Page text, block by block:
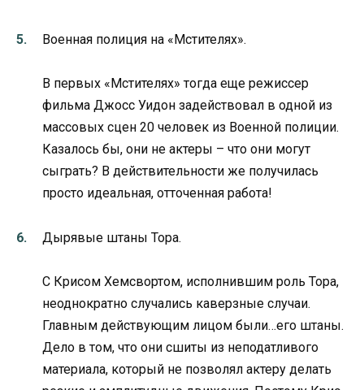
Военная полиция на «Мстителях».
В первых «Мстителях» тогда еще режиссер
фильма Джосс Уидон задействовал в одной из
массовых сцен 20 человек из Военной полиции.
Казалось бы, они не актеры – что они могут
сыграть? В действительности же получилась
просто идеальная, отточенная работа!
Дырявые штаны Тора.
С Крисом Хемсвортом, исполнившим роль Тора,
неоднократно случались каверзные случаи.
Главным действующим лицом были…его штаны.
Дело в том, что они сшиты из неподатливого
материала, который не позволял актеру делать